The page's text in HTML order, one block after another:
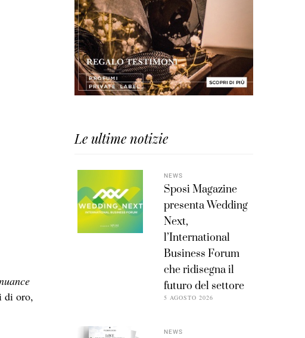
di oro,
Le ultime notizie
NEWS
Sposi Magazine
presenta Wedding
Next,
l’International
Business Forum
che ridisegna il
futuro del settore
5 AGOSTO 2026
NEWS